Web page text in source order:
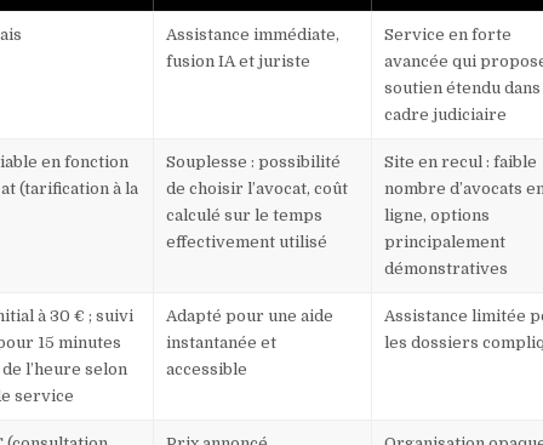
Assistance immédiate,
fusion IA et juriste
Service en forte
avancée qui
soutien étendu
cadre judiciaire
en fonction
(tarification à la
Souplesse : possibilité
de choisir l’avocat, coût
calculé sur le temps
effectivement utilisé
Site en recul : faible
nombre d’avocats
ligne, options
principalement
démonstratives
à 30 € ; suivi
15 minutes
l’heure selon
service
Adapté pour une aide
instantanée et
accessible
Assistance limitée
les dossiers